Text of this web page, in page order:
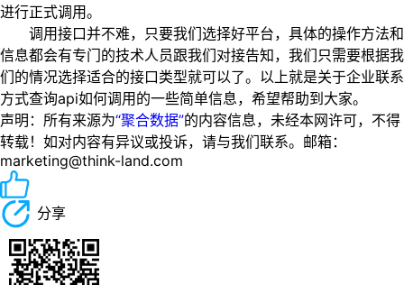
进行正式调用。
调用接口并不难，只要我们选择好平台，具体的操作方法和
信息都会有专门的技术人员跟我们对接告知，我们只需要根据我
们的情况选择适合的接口类型就可以了。以上就是关于企业联系
方式查询api如何调用的一些简单信息，希望帮助到大家。
声明：所有来源为“聚合数据”的内容信息，未经本网许可，不得
转载！如对内容有异议或投诉，请与我们联系。邮箱：
marketing@think-land.com
分享